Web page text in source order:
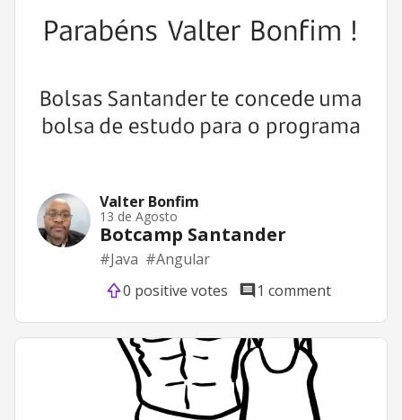
Valter Bonfim
13 de Agosto
Botcamp Santander
#Java #Angular
0 positive votes
1 comment